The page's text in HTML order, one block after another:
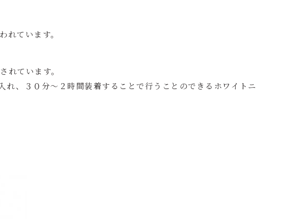
ています。
れています。
、３０分～２時間装着することで行うことのできるホワイトニ